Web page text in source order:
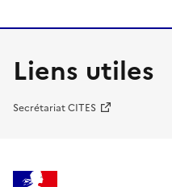
Liens utiles
Secrétariat CITES